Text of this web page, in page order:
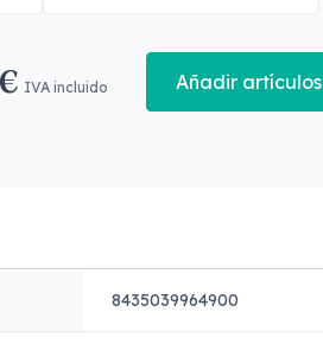
IVA incluido Añadir artículos
8435039964900